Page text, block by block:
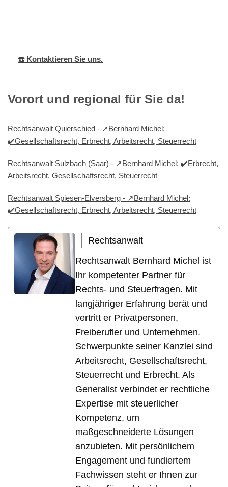
☎️ Kontaktieren Sie uns.
Vorort und regional für Sie da!
Rechtsanwalt Quierschied - ↗️Bernhard Michel:
✔️Gesellschaftsrecht, Erbrecht, Arbeitsrecht, Steuerrecht
Rechtsanwalt Sulzbach (Saar) - ↗️Bernhard Michel: ✔️Erbrecht,
Arbeitsrecht, Gesellschaftsrecht, Steuerrecht
Rechtsanwalt Spiesen-Elversberg - ↗️Bernhard Michel:
✔️Gesellschaftsrecht, Erbrecht, Arbeitsrecht, Steuerrecht
Rechtsanwalt
Rechtsanwalt Bernhard Michel ist
Ihr kompetenter Partner für
Rechts- und Steuerfragen. Mit
langjähriger Erfahrung berät und
vertritt er Privatpersonen,
Freiberufler und Unternehmen.
Schwerpunkte seiner Kanzlei sind
Arbeitsrecht, Gesellschaftsrecht,
Steuerrecht und Erbrecht. Als
Generalist verbindet er rechtliche
Expertise mit steuerlicher
Kompetenz, um
maßgeschneiderte Lösungen
anzubieten. Mit persönlichem
Engagement und fundiertem
Fachwissen steht er Ihnen zur